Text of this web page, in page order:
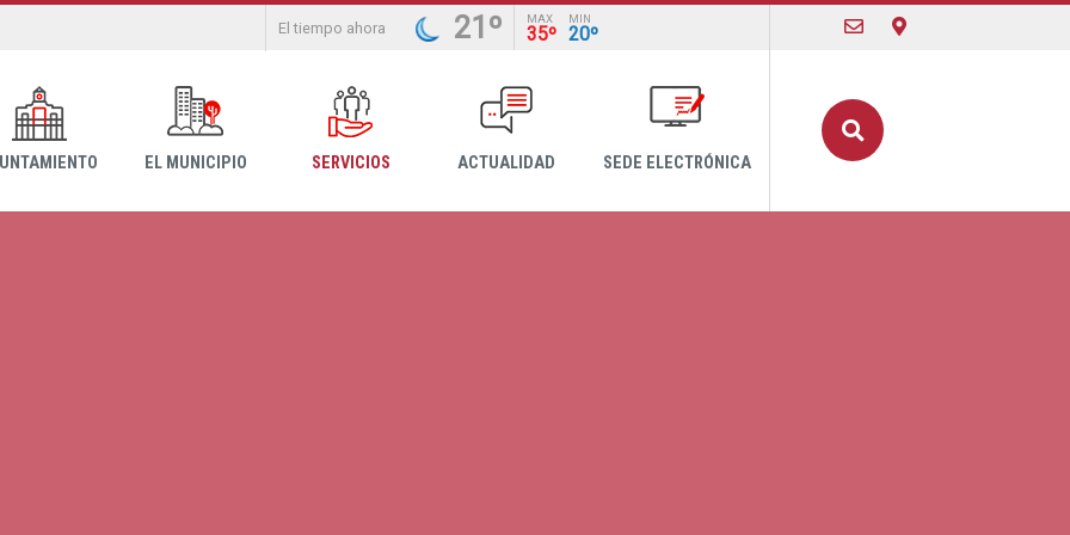
El tiempo ahora 21º MAX
35º
MIN
20º
EL MUNICIPIO SERVICIOS ACTUALIDAD SEDE ELECTRÓNICA